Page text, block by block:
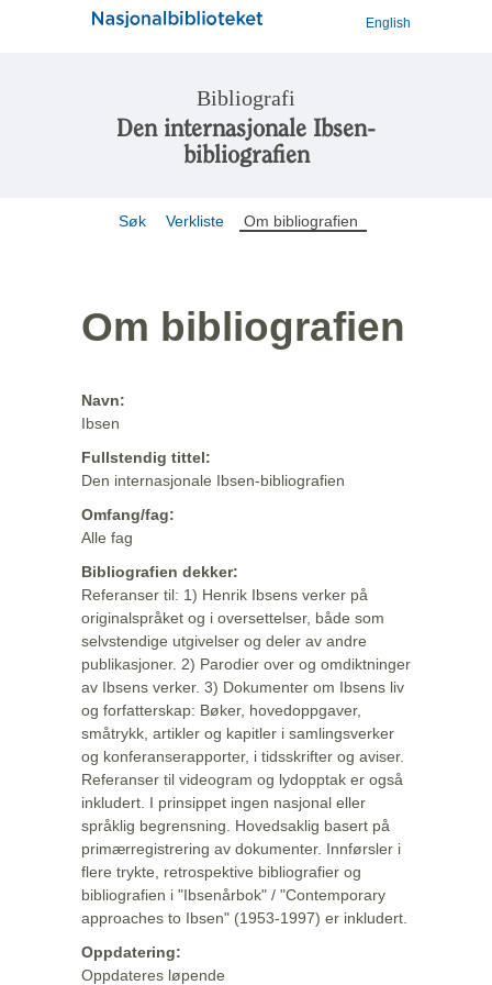
English
Bibliografi
Den internasjonale Ibsen-
bibliografien
Søk Verkliste Om bibliografien
Om bibliografien
Navn:
Ibsen
Fullstendig tittel:
Den internasjonale Ibsen-bibliografien
Omfang/fag:
Alle fag
Bibliografien dekker:
Referanser til: 1) Henrik Ibsens verker på
originalspråket og i oversettelser, både som
selvstendige utgivelser og deler av andre
publikasjoner. 2) Parodier over og omdiktninger
av Ibsens verker. 3) Dokumenter om Ibsens liv
og forfatterskap: Bøker, hovedoppgaver,
småtrykk, artikler og kapitler i samlingsverker
og konferanserapporter, i tidsskrifter og aviser.
Referanser til videogram og lydopptak er også
inkludert. I prinsippet ingen nasjonal eller
språklig begrensning. Hovedsaklig basert på
primærregistrering av dokumenter. Innførsler i
flere trykte, retrospektive bibliografier og
bibliografien i "Ibsenårbok" / "Contemporary
approaches to Ibsen" (1953-1997) er inkludert.
Oppdatering:
Oppdateres løpende